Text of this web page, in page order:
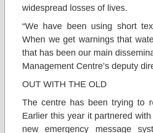
widespread losses of lives.
“We have been using short
When we get warnings that
that has been our main
Management Centre’s deputy
OUT WITH THE OLD
The centre has been trying to
Earlier this year it partnered
new emergency message